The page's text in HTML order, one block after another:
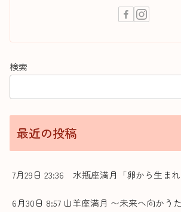
検索
最近の投稿
7月29日 23:36 水瓶座満月「卵から生まれ
6月30日 8:57 山羊座満月 〜未来へ向かう